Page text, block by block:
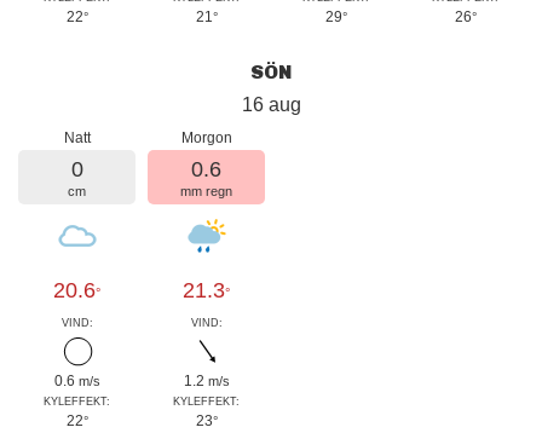
22° 21° 29° 26°
SÖN
16 aug
Natt
0
cm
20.6°
VIND:
0.6 m/s
KYLEFFEKT:
22°
Morgon
0.6
mm regn
21.3°
VIND:
1.2 m/s
KYLEFFEKT:
23°